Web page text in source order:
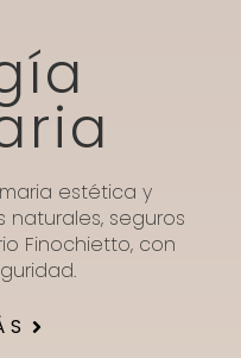
estética y
naturales, seguros
Finochietto, con